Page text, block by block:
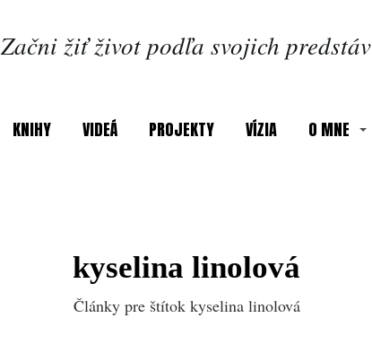
Začni žiť život podľa svojich predstáv
KNIHY VIDEÁ PROJEKTY VÍZIA O MNE
kyselina linolová
Články pre štítok kyselina linolová